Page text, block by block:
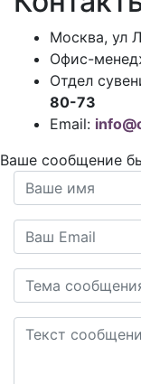
Москва, ул
Офис-
Отдел
80-73
Email:
Ваше сообщение